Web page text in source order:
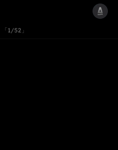
「1/52」